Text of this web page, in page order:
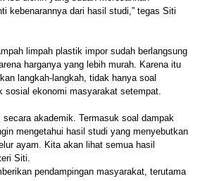
kebenarannya dari hasil studi,” tegas Siti
limpah plastik impor sudah berlangsung
harganya yang lebih murah. Karena itu
langkah-langkah, tidak hanya soal
sosial ekonomi masyarakat setempat.
secara akademik. Termasuk soal dampak
mengetahui hasil studi yang menyebutkan
ayam. Kita akan lihat semua hasil
Siti.
pendampingan masyarakat, terutama